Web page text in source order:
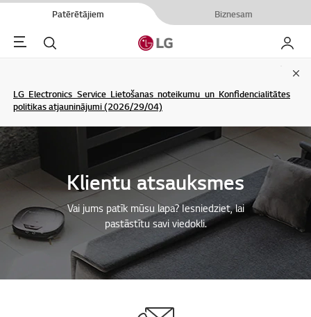
Patērētājiem Biznesam
Menu Meklēt Mans
LG Electronics Service Lietošanas noteikumu un Konfidencialitātes
politikas atjauninājumi (2026/29/04)
Klientu atsauksmes
Vai jums patīk mūsu lapa? Iesniedziet, lai
pastāstītu savi viedokli.